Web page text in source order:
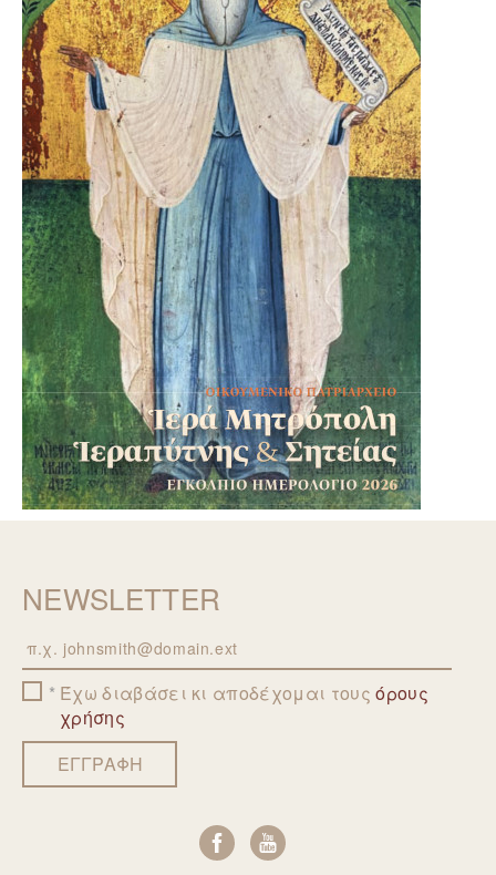
NEWSLETTER
EmailΈχω διαβάσει κι αποδέχομαι τουςόρους
χρήσης
ΕΓΓΡΑΦΗ